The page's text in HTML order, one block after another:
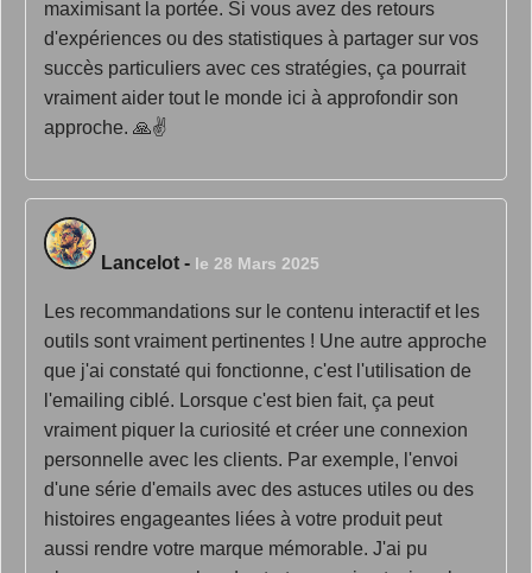
maximisant la portée. Si vous avez des retours
d'expériences ou des statistiques à partager sur vos
succès particuliers avec ces stratégies, ça pourrait
vraiment aider tout le monde ici à approfondir son
approche. 🙏✌️
Lancelot - le 28 Mars 2025
Les recommandations sur le contenu interactif et les
outils sont vraiment pertinentes ! Une autre approche
que j'ai constaté qui fonctionne, c'est l'utilisation de
l'emailing ciblé. Lorsque c'est bien fait, ça peut
vraiment piquer la curiosité et créer une connexion
personnelle avec les clients. Par exemple, l'envoi
d'une série d'emails avec des astuces utiles ou des
histoires engageantes liées à votre produit peut
aussi rendre votre marque mémorable. J'ai pu